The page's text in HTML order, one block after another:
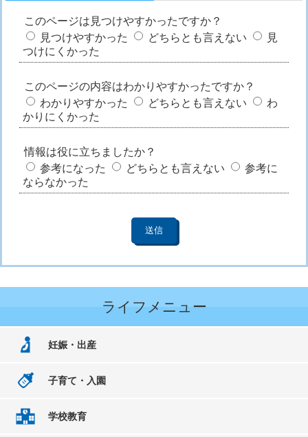
このページは見つけやすかったですか？
見つけやすかった
どちらとも言えない
見
つけにくかった
このページの内容はわかりやすかったですか？
わかりやすかった
どちらとも言えない
わ
かりにくかった
情報は役に立ちましたか？
参考になった
どちらとも言えない
参考に
ならなかった
ライフメニュー
妊娠・出産
子育て・入園
学校教育